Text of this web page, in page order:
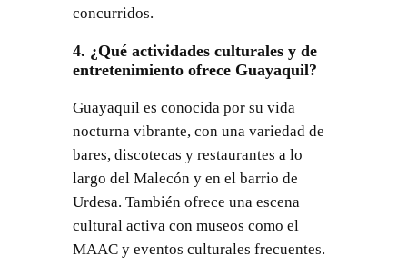
concurridos.
4. ¿Qué actividades culturales y de
entretenimiento ofrece Guayaquil?
Guayaquil es conocida por su vida
nocturna vibrante, con una variedad de
bares, discotecas y restaurantes a lo
largo del Malecón y en el barrio de
Urdesa. También ofrece una escena
cultural activa con museos como el
MAAC y eventos culturales frecuentes.